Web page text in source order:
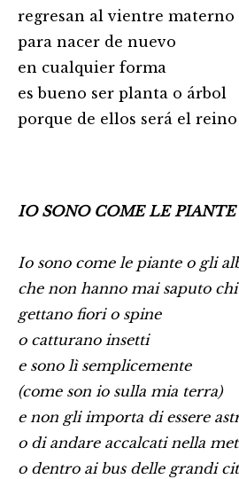
regresan al vientre materno
para nacer de nuevo
en cualquier forma
es bueno ser planta o árbol
porque de ellos será el
IO SONO COME LE
Io sono come le piante o gli
che non hanno mai saputo
gettano fiori o spine
o catturano insetti
e sono lì semplicemente
(come son io sulla mia terra)
e non gli importa di essere
o di andare accalcati nella
o dentro ai bus delle grandi